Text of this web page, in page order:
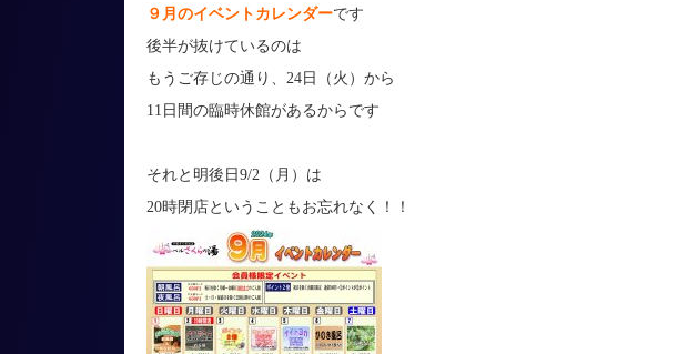
９月のイベントカレンダーです
後半が抜けているのは
もうご存じの通り、24日（火）から
11日間の臨時休館があるからです
それと明後日9/2（月）は
20時閉店ということもお忘れなく！！